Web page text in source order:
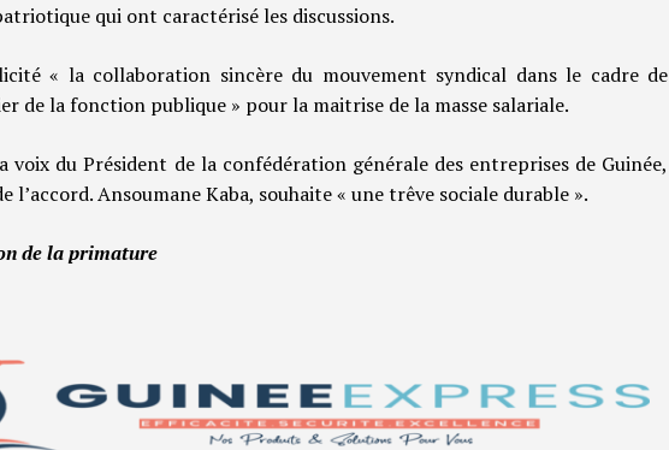
qui ont caractérisé les discussions.
« la collaboration sincère du mouvement syndical dans le cadre de
de la fonction publique » pour la maitrise de la masse salariale.
du Président de la confédération générale des entreprises de Guinée,
l’accord. Ansoumane Kaba, souhaite « une trêve sociale durable ».
de la primature